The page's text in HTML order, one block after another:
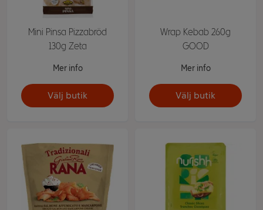
Mini Pinsa Pizzabröd
130g Zeta
Mer info
Välj butik
Wrap Kebab 260g
GOOD
Mer info
Välj butik